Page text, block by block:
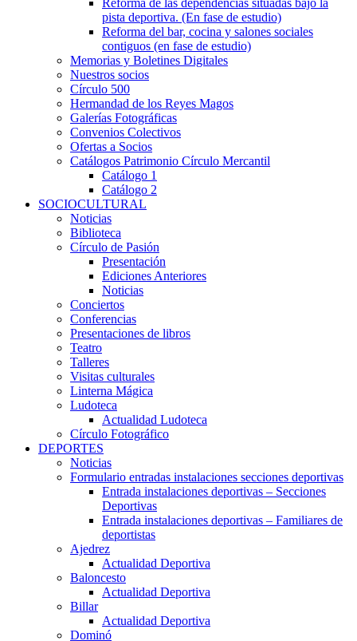
Reforma de las dependencias situadas bajo la
pista deportiva. (En fase de estudio)
Reforma del bar, cocina y salones sociales
contiguos (en fase de estudio)
Memorias y Boletines Digitales
Nuestros socios
Círculo 500
Hermandad de los Reyes Magos
Galerías Fotográficas
Convenios Colectivos
Ofertas a Socios
Catálogos Patrimonio Círculo Mercantil
Catálogo 1
Catálogo 2
SOCIOCULTURAL
Noticias
Biblioteca
Círculo de Pasión
Presentación
Ediciones Anteriores
Noticias
Conciertos
Conferencias
Presentaciones de libros
Teatro
Talleres
Visitas culturales
Linterna Mágica
Ludoteca
Actualidad Ludoteca
Círculo Fotográfico
DEPORTES
Noticias
Formulario entradas instalaciones secciones deportivas
Entrada instalaciones deportivas – Secciones
Deportivas
Entrada instalaciones deportivas – Familiares de
deportistas
Ajedrez
Actualidad Deportiva
Baloncesto
Actualidad Deportiva
Billar
Actualidad Deportiva
Dominó